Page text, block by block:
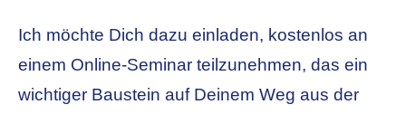
Ich möchte Dich dazu einladen, kostenlos an
einem Online-Seminar teilzunehmen, das ein
wichtiger Baustein auf Deinem Weg aus der